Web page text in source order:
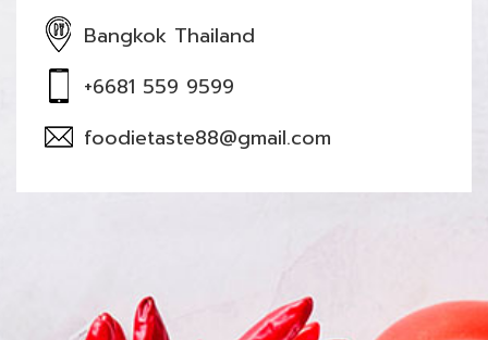
Bangkok Thailand
+6681 559 9599
foodietaste88@gmail.com